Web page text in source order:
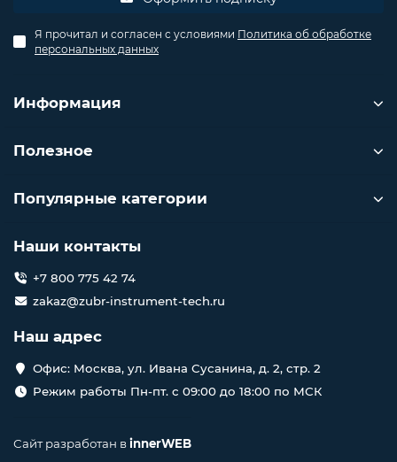
Я прочитал и согласен с условиями Политика об обработке
персональных данных
Информация
Полезное
Популярные категории
Наши контакты
+7 800 775 42 74
zakaz@zubr-instrument-tech.ru
Наш адрес
Офис: Москва, ул. Ивана Сусанина, д. 2, стр. 2
Режим работы Пн-пт. с 09:00 до 18:00 по МСК
Сайт разработан вinnerWEB